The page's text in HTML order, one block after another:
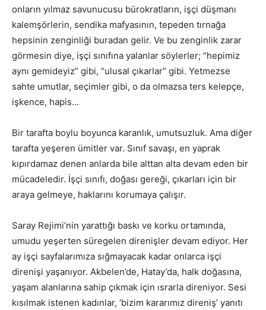
onların yılmaz savunucusu bürokratların, işçi düşmanı
kalemşörlerin, sendika mafyasının, tepeden tırnağa
hepsinin zenginliği buradan gelir. Ve bu zenginlik zarar
görmesin diye, işçi sınıfına yalanlar söylerler; “hepimiz
aynı gemideyiz” gibi, “ulusal çıkarlar” gibi. Yetmezse
sahte umutlar, seçimler gibi, o da olmazsa ters kelepçe,
işkence, hapis…
Bir tarafta boylu boyunca karanlık, umutsuzluk. Ama diğer
tarafta yeşeren ümitler var. Sınıf savaşı, en yaprak
kıpırdamaz denen anlarda bile alttan alta devam eden bir
mücadeledir. İşçi sınıfı, doğası gereği, çıkarları için bir
araya gelmeye, haklarını korumaya çalışır.
Saray Rejimi’nin yarattığı baskı ve korku ortamında,
umudu yeşerten süregelen direnişler devam ediyor. Her
ay işçi sayfalarımıza sığmayacak kadar onlarca işçi
direnişi yaşanıyor. Akbelen’de, Hatay’da, halk doğasına,
yaşam alanlarına sahip çıkmak için ısrarla direniyor. Sesi
kısılmak istenen kadınlar, ‘bizim kararımız direniş’ yanıtı